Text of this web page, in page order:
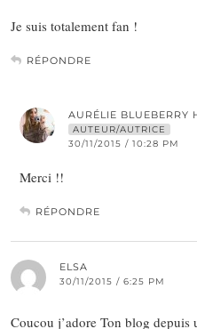
Je suis totalement fan !
RÉPONDRE
AURÉLIE BLUEBERRY
AUTEUR/AUTRICE
30/11/2015 / 10:28 PM
Merci !!
RÉPONDRE
ELSA
30/11/2015 / 6:25 PM
Coucou j’adore Ton blog